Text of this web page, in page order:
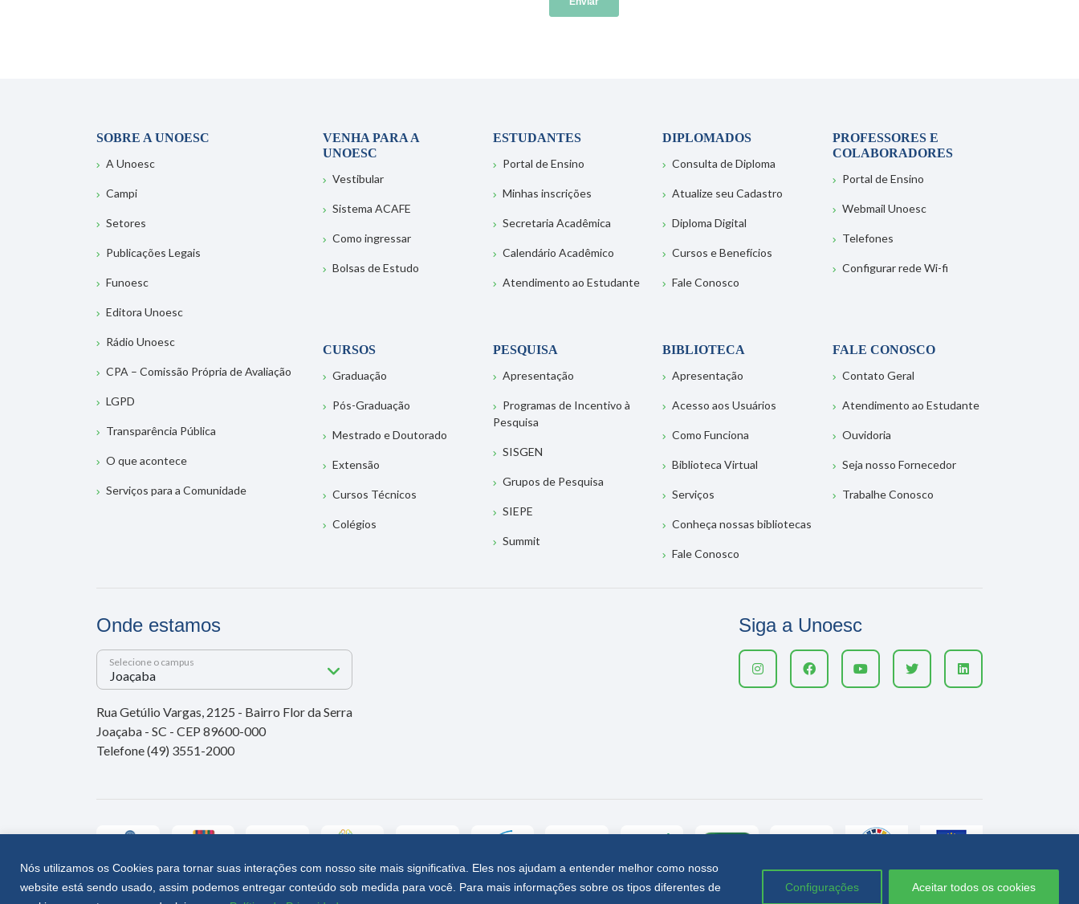
Nós utilizamos os Cookies para tornar suas interações com nosso site mais significativa. Eles nos ajudam a entender melhor como nosso
website está sendo usado, assim podemos entregar conteúdo sob medida para você. Para mais informações sobre os tipos diferentes de
Configurações Aceitar todos os cookies
SOBRE A UNOESC
A Unoesc
Campi
Setores
Publicações Legais
Funoesc
Editora Unoesc
Rádio Unoesc
CPA – Comissão Própria de Avaliação
LGPD
Transparência Pública
O que acontece
Serviços para a Comunidade
VENHA PARA A
UNOESC
Vestibular
Sistema ACAFE
Como ingressar
Bolsas de Estudo
ESTUDANTES
Portal de Ensino
Minhas inscrições
Secretaria Acadêmica
Calendário Acadêmico
Atendimento ao Estudante
DIPLOMADOS
Consulta de Diploma
Atualize seu Cadastro
Diploma Digital
Cursos e Benefícios
Fale Conosco
PROFESSORES E
COLABORADORES
Portal de Ensino
Webmail Unoesc
Telefones
Configurar rede Wi-fi
CURSOS
Graduação
Pós-Graduação
Mestrado e Doutorado
Extensão
Cursos Técnicos
Colégios
PESQUISA
Apresentação
Programas de Incentivo à
Pesquisa
SISGEN
Grupos de Pesquisa
SIEPE
Summit
BIBLIOTECA
Apresentação
Acesso aos Usuários
Como Funciona
Biblioteca Virtual
Serviços
Conheça nossas bibliotecas
Fale Conosco
FALE CONOSCO
Contato Geral
Atendimento ao Estudante
Ouvidoria
Seja nosso Fornecedor
Trabalhe Conosco
Onde estamos
Selecione o campus
Rua Getúlio Vargas, 2125 - Bairro Flor da Serra
Joaçaba - SC - CEP 89600-000
Telefone (49) 3551-2000
Siga a Unoesc
Unoesc © 2026 - Todos os direitos reservados Política de privacidade